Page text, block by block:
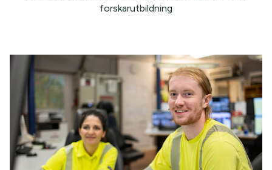
forskarutbildning